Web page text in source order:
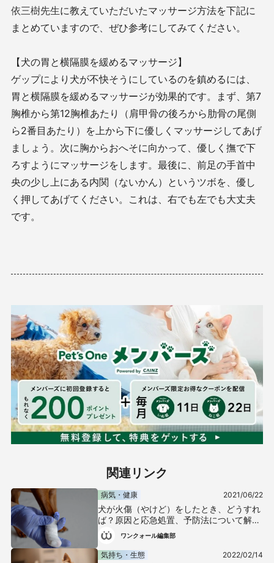
依三樹先生に教えていただいたマッサージ方法を下記に
まとめていますので、ぜひ参考にしてみてください。
【犬の胃と横隔膜を緩めるマッサージ】
ゲップにより犬が不快そうにしているのを鎮めるには、
胃と横隔膜を緩めるマッサージが効果的です。まず、第7
胸椎から第12胸椎あたり（肩甲骨の後ろから肋骨の尾側
ら2番目あたり）を上から下に優しくマッサージしてあげ
ましょう。次に胸からおへそに向かって、優しく撫で下
ろすようにマッサージをします。最後に、前足の手首中
央の少し上にある内関（ないかん）というツボを、優し
く押してあげてください。これは、右でも左でも大丈夫
です。
関連リンク
病気・健康 2021/06/22
犬が火傷（やけど）をしたとき、どうすれ
ば？原因と応急処置、予防法について解説
【獣医師監修】
ワンクォール編集部
気持ち・生態 2022/02/14